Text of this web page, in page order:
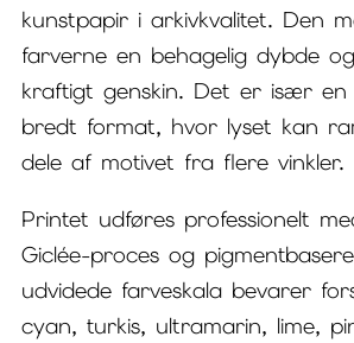
kunstpapir i arkivkvalitet. Den
farverne en behagelig dybde
kraftigt genskin. Det er især
bredt format, hvor lyset kan
dele af motivet fra flere vinkler.
Printet udføres professionelt
Giclée-proces og
udvidede farveskala bevarer
cyan, turkis, ultramarin, lime,